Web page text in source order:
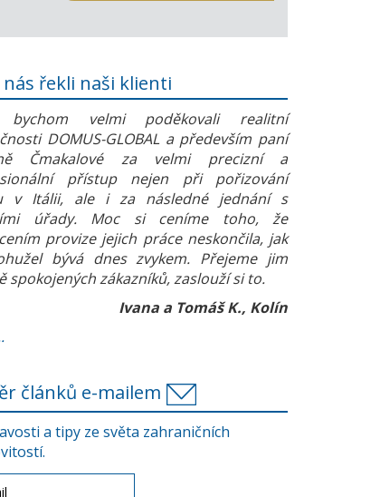
nás řekli naši klienti
bychom velmi poděkovali realitní
DOMUS-GLOBAL a především paní
Čmakalové za velmi precizní a
přístup nejen při pořizování
v Itálii, ale i za následné jednání s
úřady. Moc si ceníme toho, že
provize jejich práce neskončila, jak
bývá dnes zvykem. Přejeme jim
spokojených zákazníků, zaslouží si to.
Ivana a Tomáš K., Kolín
článků e-mailem
a tipy ze světa zahraničních